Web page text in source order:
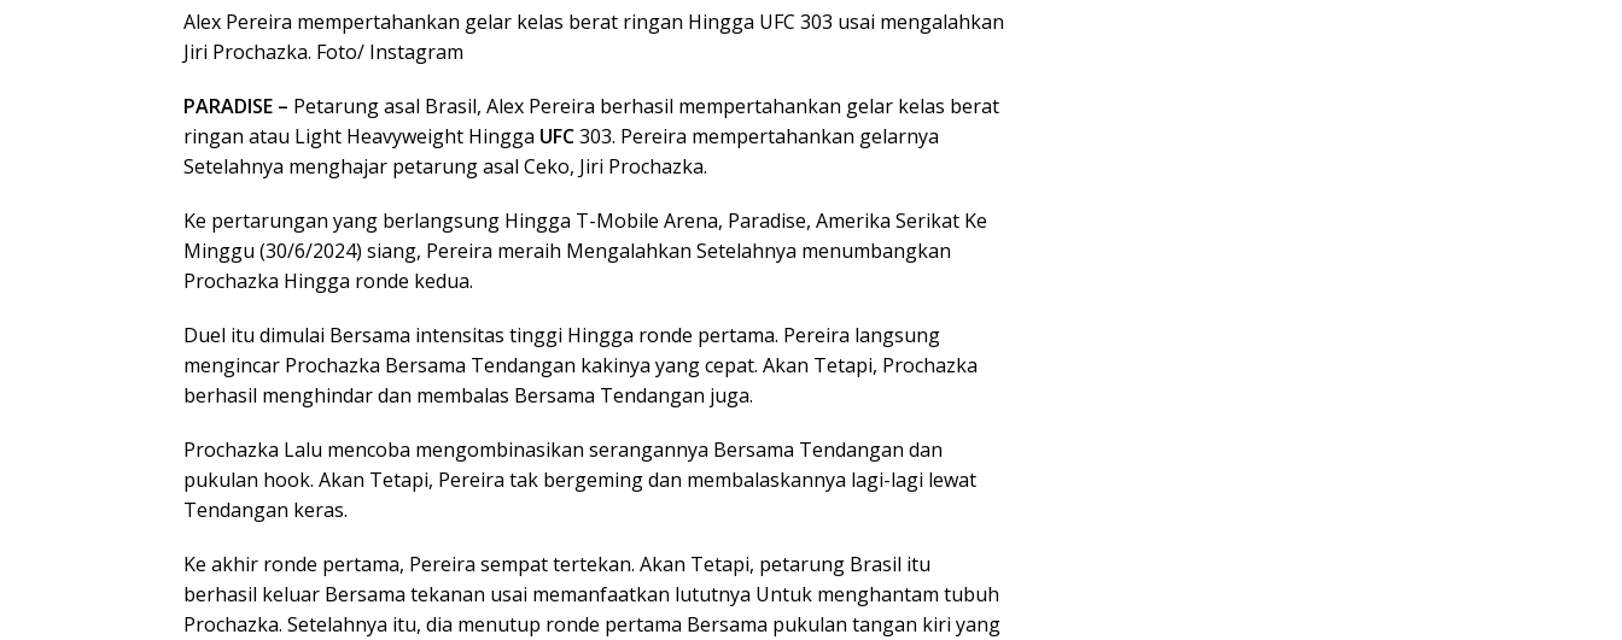
Alex Pereira mempertahankan gelar kelas berat ringan Hingga UFC 303 usai mengalahkan
Jiri Prochazka. Foto/ Instagram
PARADISE – Petarung asal Brasil, Alex Pereira berhasil mempertahankan gelar kelas berat
ringan atau Light Heavyweight Hingga UFC303. Pereira mempertahankan gelarnya
Setelahnya menghajar petarung asal Ceko, Jiri Prochazka.
Ke pertarungan yang berlangsung Hingga T-Mobile Arena, Paradise, Amerika Serikat Ke
Minggu (30/6/2024) siang, Pereira meraih Mengalahkan Setelahnya menumbangkan
Prochazka Hingga ronde kedua.
Duel itu dimulai Bersama intensitas tinggi Hingga ronde pertama. Pereira langsung
mengincar Prochazka Bersama Tendangan kakinya yang cepat. Akan Tetapi, Prochazka
berhasil menghindar dan membalas Bersama Tendangan juga.
Prochazka Lalu mencoba mengombinasikan serangannya Bersama Tendangan dan
pukulan hook. Akan Tetapi, Pereira tak bergeming dan membalaskannya lagi-lagi lewat
Tendangan keras.
Ke akhir ronde pertama, Pereira sempat tertekan. Akan Tetapi, petarung Brasil itu
berhasil keluar Bersama tekanan usai memanfaatkan lututnya Untuk menghantam tubuh
Prochazka. Setelahnya itu, dia menutup ronde pertama Bersama pukulan tangan kiri yang